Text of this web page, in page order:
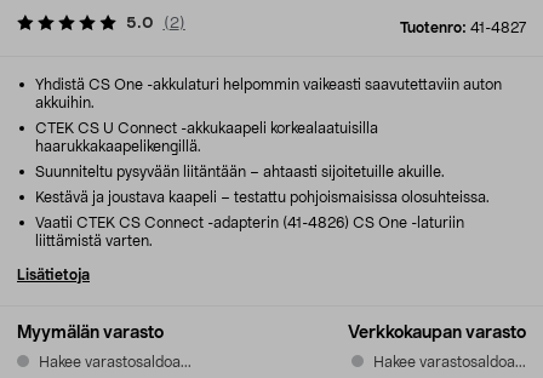
Tuotenro: 41-4827
5.0 ( 2)
Myymälän varasto
Hakee varastosaldoa...
Verkkokaupan varasto
Hakee varastosaldoa...
Yhdistä CS One -akkulaturi helpommin vaikeasti saavutettaviin auton
akkuihin.
CTEK CS U Connect -akkukaapeli korkealaatuisilla
haarukkakaapelikengillä.
Suunniteltu pysyvään liitäntään – ahtaasti sijoitetuille akuille.
Kestävä ja joustava kaapeli – testattu pohjoismaisissa olosuhteissa.
Vaatii CTEK CS Connect -adapterin (41-4826) CS One -laturiin
liittämistä varten.
Lisätietoja